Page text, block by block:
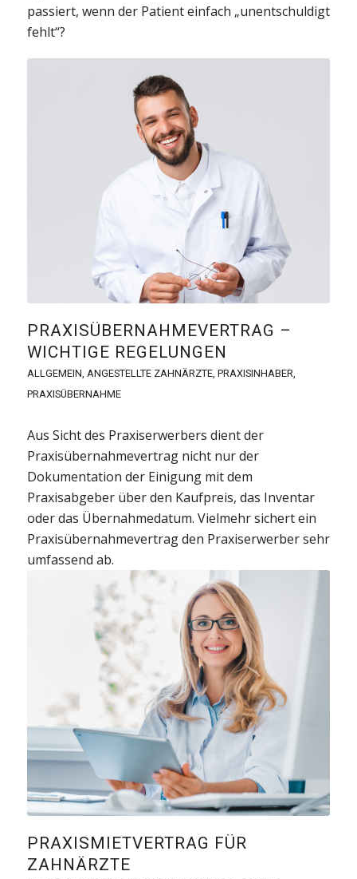
passiert, wenn der Patient einfach „unentschuldigt
fehlt“?
PRAXISÜBERNAHMEVERTRAG –
WICHTIGE REGELUNGEN
ALLGEMEIN, ANGESTELLTE ZAHNÄRZTE, PRAXISINHABER,
PRAXISÜBERNAHME
Aus Sicht des Praxiserwerbers dient der
Praxisübernahmevertrag nicht nur der
Dokumentation der Einigung mit dem
Praxisabgeber über den Kaufpreis, das Inventar
oder das Übernahmedatum. Vielmehr sichert ein
Praxisübernahmevertrag den Praxiserwerber sehr
umfassend ab.
PRAXISMIETVERTRAG FÜR
ZAHNÄRZTE